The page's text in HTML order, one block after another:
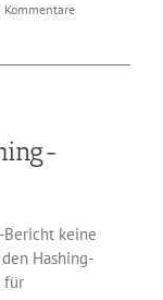
Kommentare
keine
Hashing-
für